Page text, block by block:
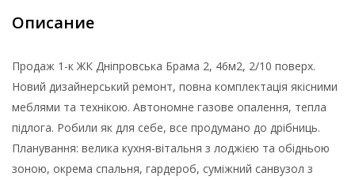
Описание
Продаж 1-к ЖК Дніпровська Брама 2, 46м2, 2/10 поверх.
Новий дизайнерський ремонт, повна комплектація якісними
меблями та технікою. Автономне газове опалення, тепла
підлога. Робили як для себе, все продумано до дрібниць.
Планування: велика кухня-вітальня з лоджією та обідньою
зоною, окрема спальня, гардероб, суміжний санвузол з